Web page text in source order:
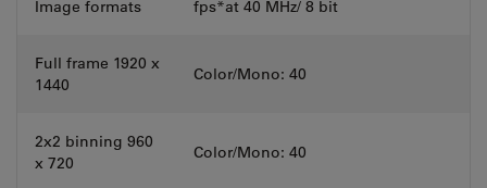
Image formats fps*at 40 MHz/ 8 bit
Full frame 1920 x
1440
Color/Mono: 40
2x2 binning 960
x 720
Color/Mono: 40